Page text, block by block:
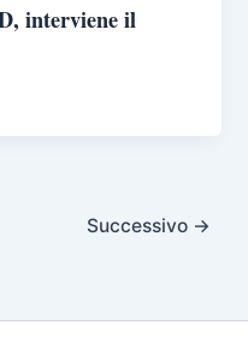
interviene il
Successivo →